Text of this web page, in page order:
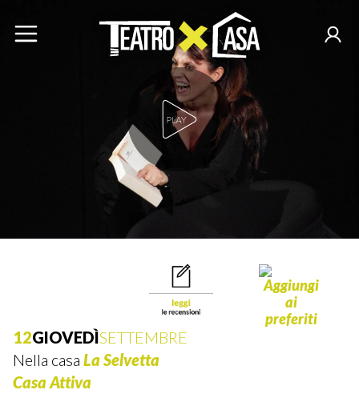
Play Video
12GIOVEDÌSETTEMBRE
Nella casaLa Selvetta
Casa Attiva